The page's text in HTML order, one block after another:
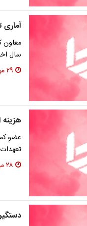
آماری
سال
۲۹ مهر ۱۳۹۶
عضو
۲۸ مهر ۱۳۹۶